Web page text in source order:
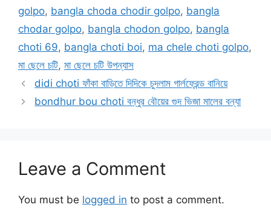
golpo, bangla choda chodir golpo, bangla
chodar golpo, bangla chodon golpo, bangla
choti 69, bangla choti boi, ma chele choti golpo,
মা ছেলে চটি, মা ছেলে চটি উপন্যাস
didi choti ফাঁকা বাড়িতে দিদিকে চুদলাম গার্লফ্রেন্ড বানিয়ে
bondhur bou choti বন্ধুর বৌয়ের গুদ ভিজা মালের বন্যা
Leave a Comment
You must be logged in to post a comment.